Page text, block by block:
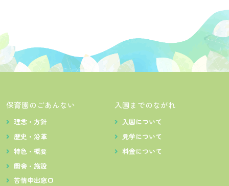
保育園のごあんない
理念・方針
歴史・沿革
特色・概要
園舎・施設
苦情申出窓口
入園までのながれ
入園について
見学について
料金について